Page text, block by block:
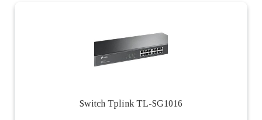
Switch Tplink TL-SG1016